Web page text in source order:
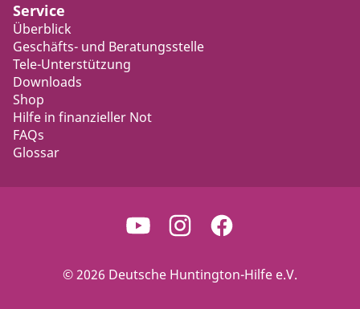
Service
Überblick
Geschäfts- und Beratungsstelle
Tele-Unterstützung
Downloads
Shop
Hilfe in finanzieller Not
FAQs
Glossar
© 2026 Deutsche Huntington-Hilfe e.V.